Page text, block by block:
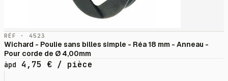
RÉF · 4523
Wichard - Poulie sans billes simple - Réa 18 mm - Anneau -
Pour corde de Ø 4,00mm
àpd
4,75 € / pièce